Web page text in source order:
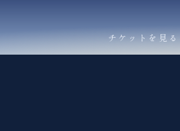
チケットを見る